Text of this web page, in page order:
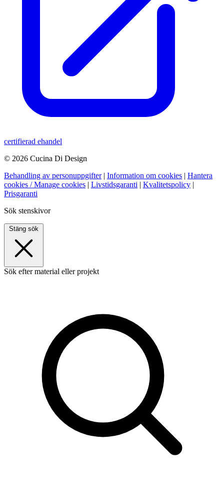
certifierad ehandel
© 2026 Cucina Di Design
Behandling av personuppgifter | Information om cookies | Hantera
cookies / Manage cookies | Livstidsgaranti | Kvalitetspolicy |
Prisgaranti
Sök stenskivor
Stäng sök
Sök efter material eller projekt